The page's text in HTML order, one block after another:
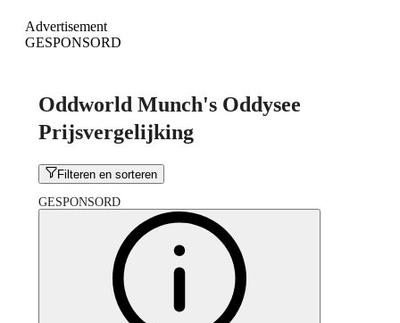
Advertisement
GESPONSORD
Oddworld Munch's Oddysee
Prijsvergelijking
Filteren en sorteren
GESPONSORD